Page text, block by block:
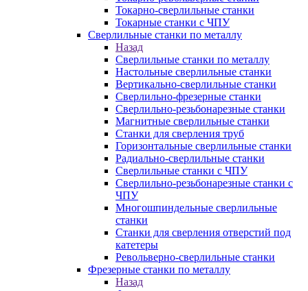
Токарно-сверлильные станки
Токарные станки с ЧПУ
Сверлильные станки по металлу
Назад
Сверлильные станки по металлу
Настольные сверлильные станки
Вертикально-сверлильные станки
Сверлильно-фрезерные станки
Сверлильно-резьбонарезные станки
Магнитные сверлильные станки
Станки для сверления труб
Горизонтальные сверлильные станки
Радиально-сверлильные станки
Сверлильные станки с ЧПУ
Сверлильно-резьбонарезные станки с
ЧПУ
Многошпиндельные сверлильные
станки
Станки для сверления отверстий под
катетеры
Револьверно-сверлильные станки
Фрезерные станки по металлу
Назад